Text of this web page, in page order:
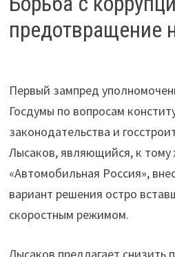
предотвращение
Первый зампред
Госдумы по вопросам
законодательства и
Лысаков, являющийся, к
«Автомобильная Россия»,
вариант решения остро
скоростным режимом.
Лысаков предлагает снизить